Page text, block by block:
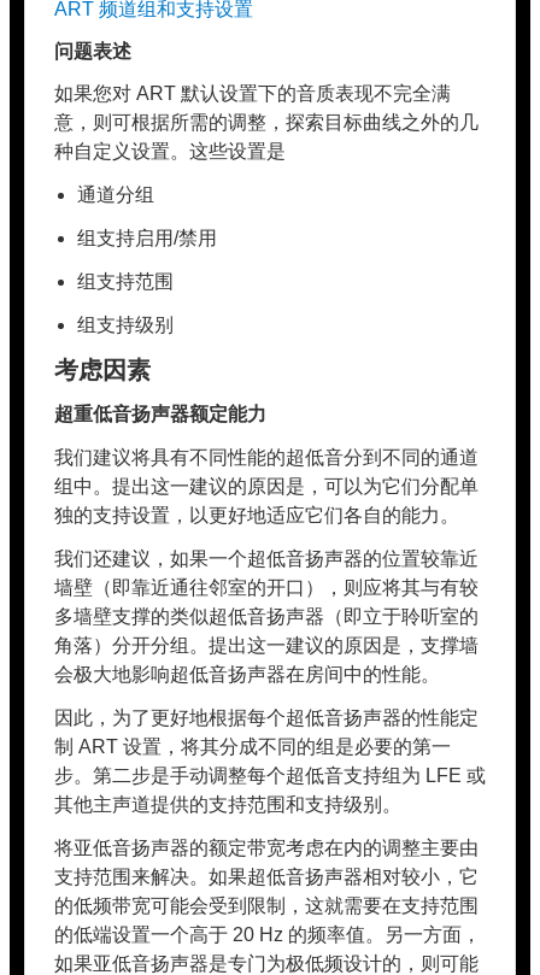
ART 频道组和支持设置
问题表述
如果您对 ART 默认设置下的音质表现不完全满
意，则可根据所需的调整，探索目标曲线之外的几
种自定义设置。这些设置是
通道分组
组支持启用/禁用
组支持范围
组支持级别
考虑因素
超重低音扬声器额定能力
我们建议将具有不同性能的超低音分到不同的通道
组中。提出这一建议的原因是，可以为它们分配单
独的支持设置，以更好地适应它们各自的能力。
我们还建议，如果一个超低音扬声器的位置较靠近
墙壁（即靠近通往邻室的开口），则应将其与有较
多墙壁支撑的类似超低音扬声器（即立于聆听室的
角落）分开分组。提出这一建议的原因是，支撑墙
会极大地影响超低音扬声器在房间中的性能。
因此，为了更好地根据每个超低音扬声器的性能定
制 ART 设置，将其分成不同的组是必要的第一
步。第二步是手动调整每个超低音支持组为 LFE 或
其他主声道提供的支持范围和支持级别。
将亚低音扬声器的额定带宽考虑在内的调整主要由
支持范围来解决。如果超低音扬声器相对较小，它
的低频带宽可能会受到限制，这就需要在支持范围
的低端设置一个高于 20 Hz 的频率值。另一方面，
如果亚低音扬声器是专门为极低频设计的，则可能